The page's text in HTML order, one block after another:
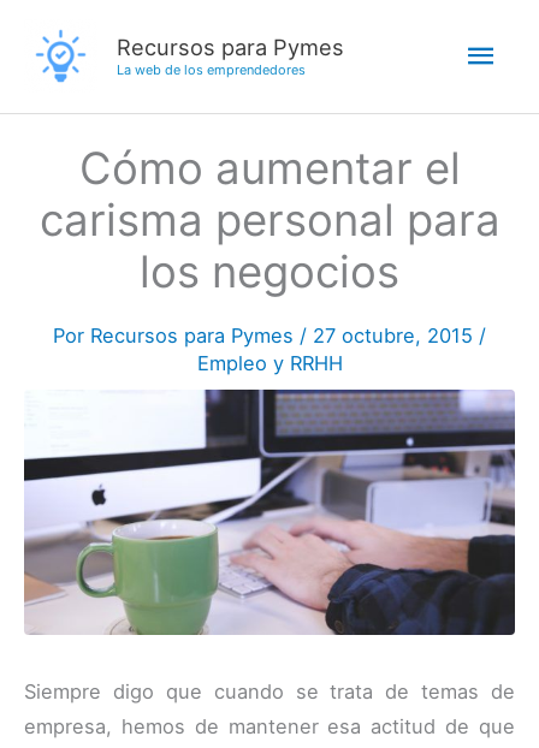
contenido
Recursos para Pymes
La web de los emprendedores
Cómo aumentar el
carisma personal para
los negocios
Por Recursos para Pymes / 27 octubre, 2015 /
Empleo y RRHH
Siempre digo que cuando se trata de temas de
empresa, hemos de mantener esa actitud de que